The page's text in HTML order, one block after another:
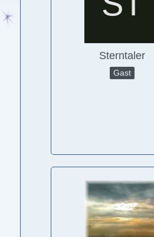
Sterntaler
Gast